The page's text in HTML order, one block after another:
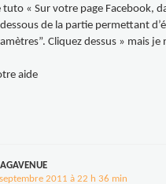
tuto « Sur votre page Facebook,
de la partie permettant
Cliquez dessus » mais je
aide
2011 à 22 h 36 min